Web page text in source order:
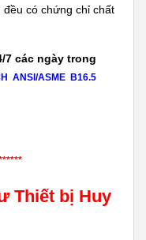
có chứng chỉ chất
7 các ngày trong
ANSI/ASME B16.5
Thiết bị Huy